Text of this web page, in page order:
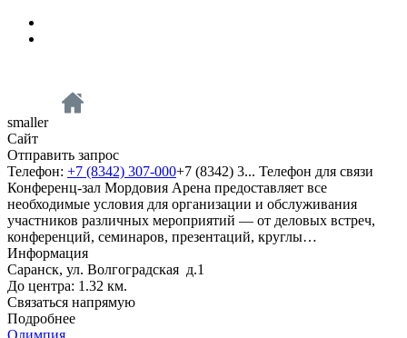
smaller
Сайт
Отправить запрос
Телефон: +7 (8342) 307-000+7 (8342) 3... Телефон для связи
Конференц-зал Мордовия Арена предоставляет все
необходимые условия для организации и обслуживания
участников различных мероприятий — от деловых встреч,
конференций, семинаров, презентаций, круглы…
Информация
Саранск, ул. Волгоградская д.1
До центра: 1.32 км.
Связаться напрямую
Подробнее
Олимпия